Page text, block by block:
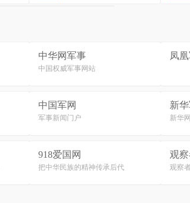
中华网军事
中国权威军事网站
凤
中国军网
军事新闻门户
新
新华
918爱国网
把中华民族的精神传承后代
观
观察